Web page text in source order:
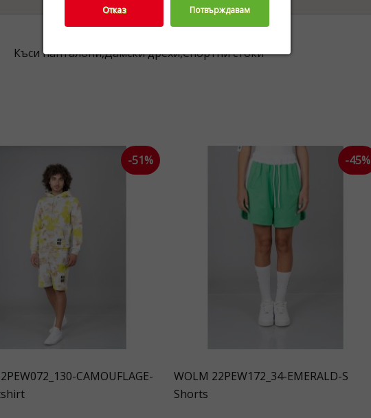
Къси панталони,Дамски дрехи,Спортни стоки
CAMOUFLAGE-
-51%
WOLM 22PEW172_34-EMERALD-S
Shorts
-45%
Отказ Потвърждавам